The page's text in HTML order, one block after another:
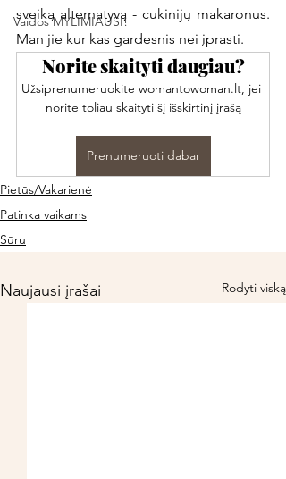
Vaidos MYLIMIAUSI!
sveiką alternatyvą - cukinijų makaronus.
Man jie kur kas gardesnis nei įprasti.
Norite skaityti daugiau?
Užsiprenumeruokite womantowoman.lt, jei
norite toliau skaityti šį išskirtinį įrašą
Prenumeruoti dabar
Pietūs/Vakarienė
Patinka vaikams
Sūru
Naujausi įrašai Rodyti viską